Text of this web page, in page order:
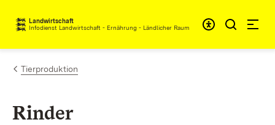
Zum Inhalt springen
Landwirtschaft
Infodienst Landwirtschaft - Ernährung - Ländlicher Raum
Tierproduktion
Rinder